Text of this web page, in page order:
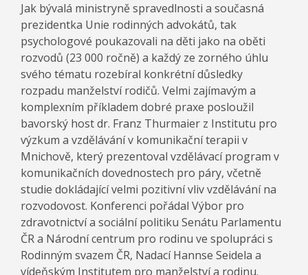
Jak bývalá ministryně spravedlnosti a současná
prezidentka Unie rodinných advokátů, tak
psychologové poukazovali na děti jako na oběti
rozvodů (23 000 ročně) a každý ze zorného úhlu
svého tématu rozebíral konkrétní důsledky
rozpadu manželství rodičů. Velmi zajímavým a
komplexním příkladem dobré praxe posloužil
bavorský host dr. Franz Thurmaier z Institutu pro
výzkum a vzdělávání v komunikační terapii v
Mnichově, který prezentoval vzdělávací program v
komunikačních dovednostech pro páry, včetně
studie dokládající velmi pozitivní vliv vzdělávání na
rozvodovost. Konferenci pořádal Výbor pro
zdravotnictví a sociální politiku Senátu Parlamentu
ČR a Národní centrum pro rodinu ve spolupráci s
Rodinným svazem ČR, Nadací Hannse Seidela a
vídeňským Institutem pro manželství a rodinu.